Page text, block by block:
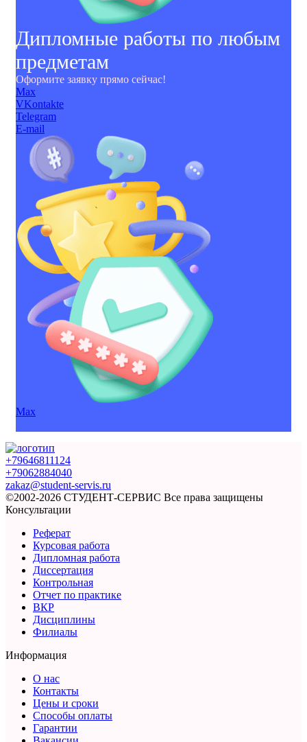
Дипломные работы по любым
предметам
Оформите заявку прямо сейчас!
Max
VKontakte
Telegram
E-mail
Max
+79646811124
+79062884040
zakaz@student-servis.ru
©2002-2026 СТУДЕНТ-СЕРВИС Все права защищены
Консультации
Реферат
Курсовая работа
Дипломная работа
Диссертация
Контрольная
Отчет по практике
ВКР
Дисциплины
Филиалы
Информация
О нас
Контакты
Цены и сроки
Способы оплаты
Гарантии